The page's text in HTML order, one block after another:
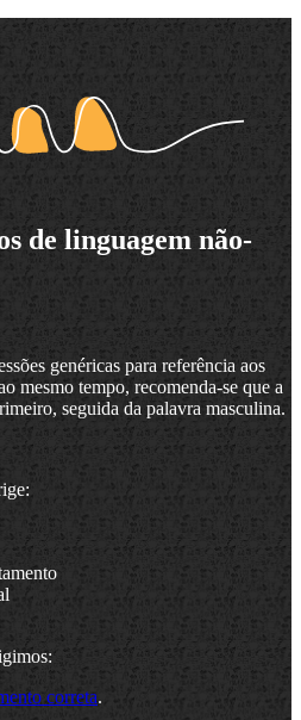
de linguagem não-
genéricas para referência aos
mesmo tempo, recomenda-se que a
seguida da palavra masculina.
correta.